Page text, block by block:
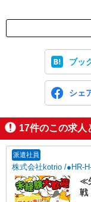
ブッ
シェ
17件のこの求人
派遣社員
株式会社kotrio /●HR-
≪
戦